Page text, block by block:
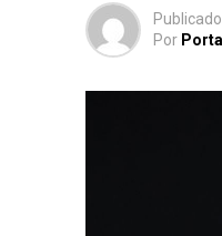
Publicado
Por